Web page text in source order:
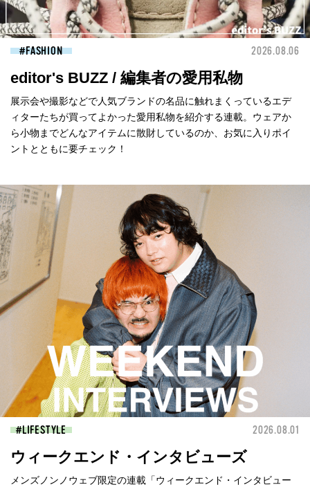
FASHION 2026.08.06
editor's BUZZ / 編集者の愛用私物
展示会や撮影などで人気ブランドの名品に触れまくっているエデ
ィターたちが買ってよかった愛用私物を紹介する連載。ウェアか
ら小物までどんなアイテムに散財しているのか、お気に入りポイ
ントとともに要チェック！
LIFESTYLE 2026.08.01
ウィークエンド・インタビューズ
メンズノンノウェブ限定の連載「ウィークエンド・インタビュー